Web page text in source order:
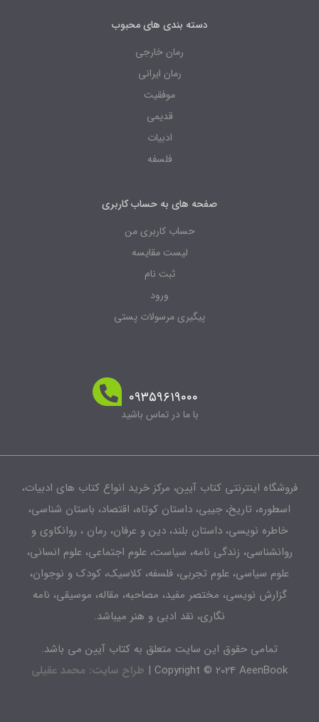
دسته بندی های محبوب
رمان خارجی
رمان ایرانی
صفحه های به حساب کاربری
حساب کاربری من
لیست مقایسه
پیگیری مرسولات پستی
۰۹۳۵۹۶۱۹۰۰۰
با ما در تماس باشید
اینترنتی کتاب آیین، مرکز خرید انواع کتاب های ادبیات،
تاریخ، جیبی، داستان کوتاه، اقتصاد، باستان شناسی،
نویسی، داستان بلند، دین و عرفان، رمان ، روانکاوی و
زندگی نامه، سیاست، علوم اجتماعی، علوم انسانی،
سیاسی، علوم تجربی، فلسفه، کلاسیک، کودک و نوجوان،
نویسی، مختصر مفید، مصاحبه، مقاله، موسیقی، نامه
نگاری، نقد ادبی و هنر میباشد.
تمامی حقوق این سایت متعلق به کتاب آیین می باشد.
Copyright © 2024 AeenBook طراح سایت: محمد عقیلی